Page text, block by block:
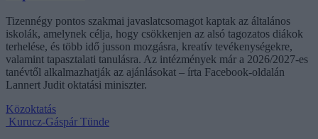
Tizennégy pontos szakmai javaslatcsomagot kaptak az általános
iskolák, amelynek célja, hogy csökkenjen az alsó tagozatos diákok
terhelése, és több idő jusson mozgásra, kreatív tevékenységekre,
valamint tapasztalati tanulásra. Az intézmények már a 2026/2027-es
tanévtől alkalmazhatják az ajánlásokat – írta Facebook-oldalán
Lannert Judit oktatási miniszter.
Közoktatás
Kurucz-Gáspár Tünde